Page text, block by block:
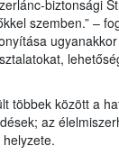
biztonsági
szemben.” –
többek között a
az